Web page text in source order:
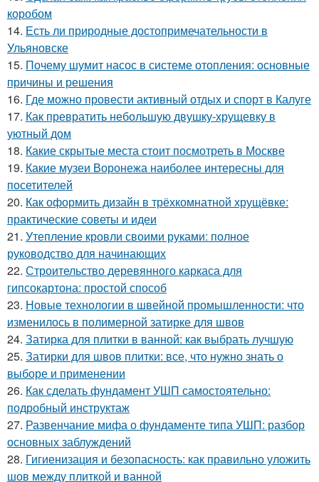
коробом
14. Есть ли природные достопримечательности в
Ульяновске
15. Почему шумит насос в системе отопления: основные
причины и решения
16. Где можно провести активный отдых и спорт в Калуге
17. Как превратить небольшую двушку-хрущевку в
уютный дом
18. Какие скрытые места стоит посмотреть в Москве
19. Какие музеи Воронежа наиболее интересны для
посетителей
20. Как оформить дизайн в трёхкомнатной хрущёвке:
практические советы и идеи
21. Утепление кровли своими руками: полное
руководство для начинающих
22. Строительство деревянного каркаса для
гипсокартона: простой способ
23. Новые технологии в швейной промышленности: что
изменилось в полимерной затирке для швов
24. Затирка для плитки в ванной: как выбрать лучшую
25. Затирки для швов плитки: все, что нужно знать о
выборе и применении
26. Как сделать фундамент УШП самостоятельно:
подробный инструктаж
27. Развенчание мифа о фундаменте типа УШП: разбор
основных заблуждений
28. Гигиенизация и безопасность: как правильно уложить
шов между плиткой и ванной